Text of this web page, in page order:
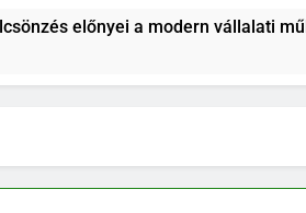
modern vállalati működésben